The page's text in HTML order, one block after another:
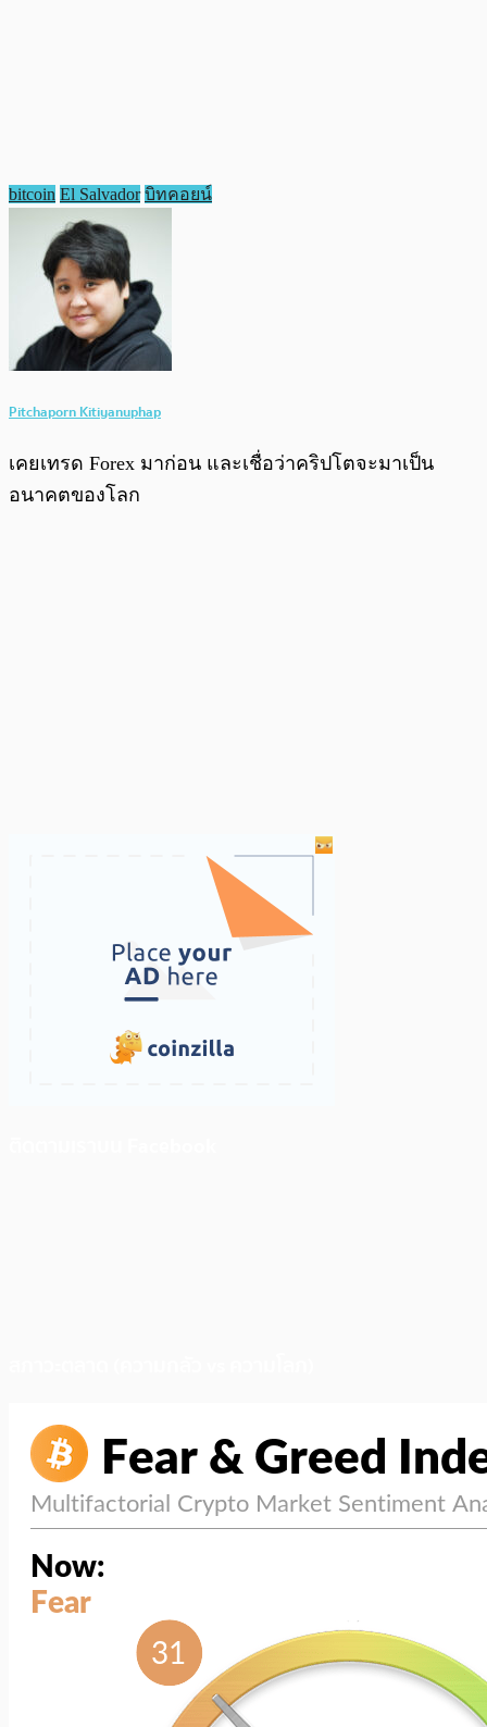
bitcoin El Salvador บิทคอยน์
Pitchaporn Kitiyanuphap
เคยเทรด Forex มาก่อน และเชื่อว่าคริปโตจะมาเป็น
อนาคตของโลก